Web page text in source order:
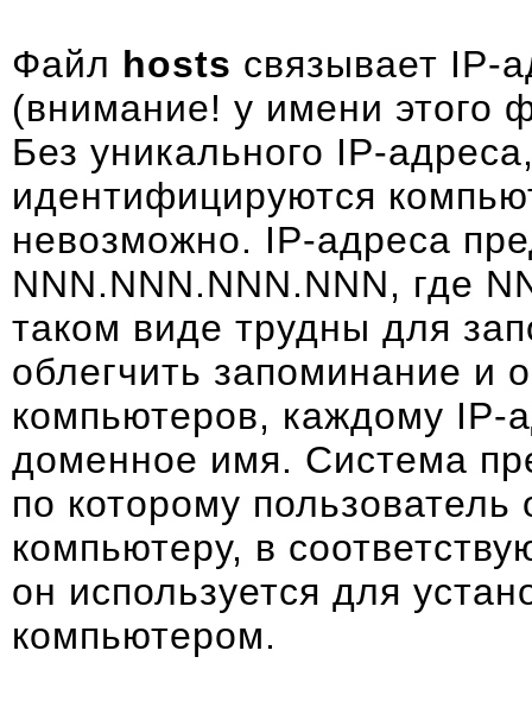
Файл hosts связывает IP-
(внимание! у имени этого
Без уникального IP-
идентифицируются
невозможно. IP-адреса
NNN.NNN.NNN.NNN, где
таком виде трудны для
облегчить запоминание и
компьютеров, каждому IP-
доменное имя. Система
по которому
компьютеру, в
он используется для
компьютером.